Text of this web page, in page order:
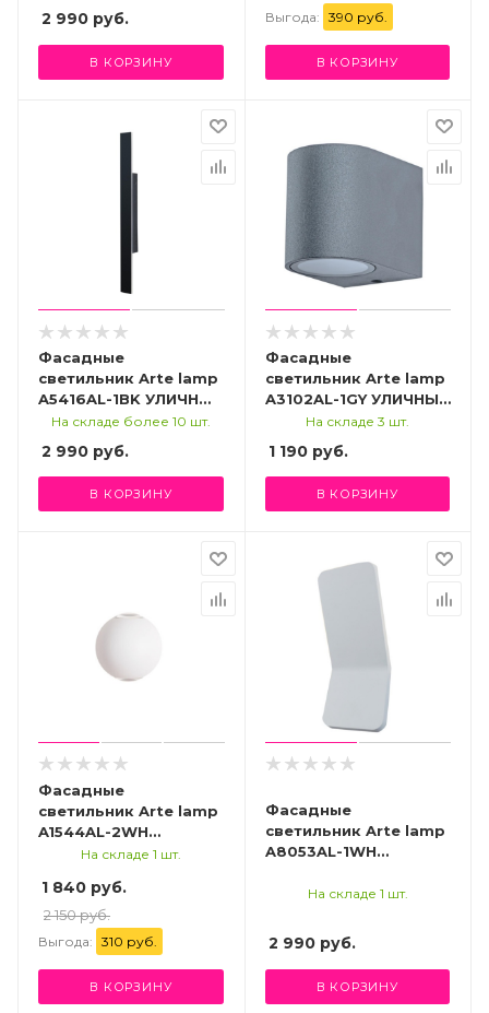
2 990 руб.
В КОРЗИНУ
Выгода: 390 руб.
В КОРЗИНУ
Фасадные
светильник Arte lamp
A5416AL-1BK УЛИЧНЫЙ
СВЕТИЛЬНИК
На складе более 10 шт.
2 990 руб.
В КОРЗИНУ
Фасадные
светильник Arte lamp
A3102AL-1GY УЛИЧНЫЙ
СВЕТИЛЬНИК
На складе 3 шт.
1 190руб.
В КОРЗИНУ
Фасадные
светильник Arte lamp
A1544AL-2WH
УЛИЧНЫЙНа складе 1 шт.
1 840 руб.
2 150 руб.
Выгода: 310 руб.
В КОРЗИНУ
Фасадные
светильник Arte lamp
A8053AL-1WH
НАСТЕННЫЙ
На складе 1 шт.
2 990руб.
В КОРЗИНУ